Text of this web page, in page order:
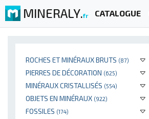
MINERALY.fr CATALOGUE
ROCHES ET MINÉRAUX BRUTS (87)
PIERRES DE DÉCORATION (625)
MINÉRAUX CRISTALLISÉS (554)
OBJETS EN MINÉRAUX (922)
FOSSILES (174)